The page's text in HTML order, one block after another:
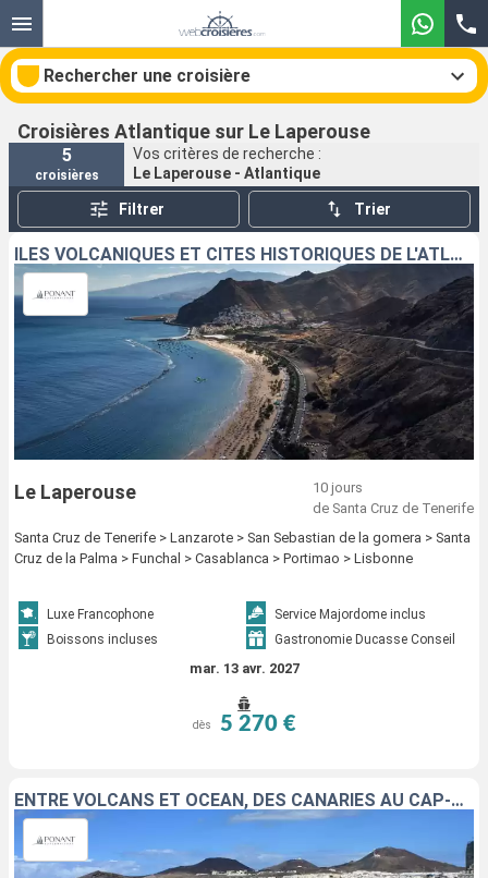
Rechercher une croisière
Nos destinations
Mois de départ
Ports Compagnies
Rechercher
Croisières Atlantique sur Le Laperouse
5
croisières
Vos critères de recherche :
Le Laperouse - Atlantique
Filtrer Trier
ÎLES VOLCANIQUES ET CITÉS HISTORIQUES DE L'ATLANTIQUE NORD
Le Laperouse
10 jours
de Santa Cruz de Tenerife
Santa Cruz de Tenerife > Lanzarote > San Sebastian de la gomera > Santa
Cruz de la Palma > Funchal > Casablanca > Portimao > Lisbonne
Luxe Francophone
Service Majordome inclus
Boissons incluses
Gastronomie Ducasse Conseil
mar. 13 avr. 2027
dès 5 270 €
ENTRE VOLCANS ET OCÉAN, DES CANARIES AU CAP-VERT